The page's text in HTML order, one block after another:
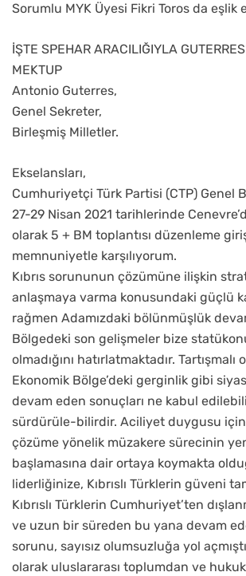
Sorumlu MYK Üyesi Fikri Toros da eşlik
İŞTE SPEHAR ARACILIĞIYLA
MEKTUP
Antonio Guterres,
Genel Sekreter,
Birleşmiş Milletler.
Ekselansları,
Cumhuriyetçi Türk Partisi (CTP) Genel
27-29 Nisan 2021 tarihlerinde
olarak 5 + BM toplantısı düzenleme
memnuniyetle karşılıyorum.
Kıbrıs sorununun çözümüne ilişkin
anlaşmaya varma konusundaki güçlü
rağmen Adamızdaki bölünmüşlük
Bölgedeki son gelişmeler bize
olmadığını hatırlatmaktadır. Tartışmalı
Ekonomik Bölge’deki gerginlik gibi
devam eden sonuçları ne kabul
sürdürüle-bilirdir. Aciliyet duygusu
çözüme yönelik müzakere sürecinin
başlamasına dair ortaya koymakta
liderliğinize, Kıbrıslı Türklerin güveni
Kıbrıslı Türklerin Cumhuriyet’ten
ve uzun bir süreden bu yana devam
sorunu, sayısız olumsuzluğa yol
olarak uluslararası toplumdan ve